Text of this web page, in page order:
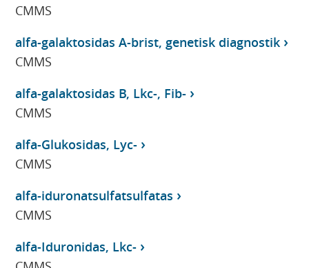
CMMS
alfa-galaktosidas A-brist, genetisk diagnostik
CMMS
alfa-galaktosidas B, Lkc-, Fib-
CMMS
alfa-Glukosidas, Lyc-
CMMS
alfa-iduronatsulfatsulfatas
CMMS
alfa-Iduronidas, Lkc-